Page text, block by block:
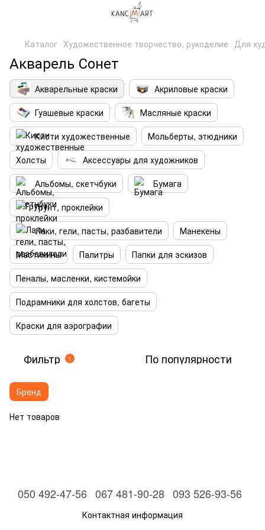
Каталог Художественное творчество, рукоделие Для
Акварель Сонет
Акварельные краски
Акриловые краски
Гуашевые краски
Масляные краски
Кисти художественные
Мольберты, этюдники
Холсты
Аксессуары для художников
Альбомы, скетчбуки
Бумага
Грунт, проклейки
Лаки, гели, пасты, разбавители
Манекены
Мастихины
Палитры
Папки для эскизов
Пеналы, масленки, кистемойки
Подрамники для холстов, багеты
Краски для аэрографии
Фильтр 1 По популярности
Бренд
Нет товаров
050 492-47-56 067 481-90-28 093 526-93-56
Контактная информация